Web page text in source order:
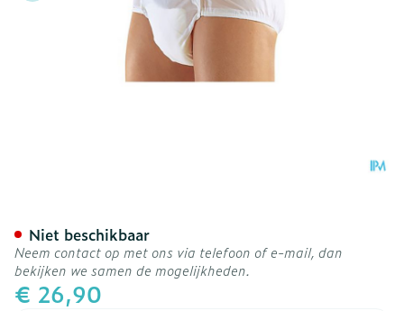
€ 26,90
Niet beschikbaar
Neem contact op met ons via telefoon of e-mail, dan
bekijken we samen de mogelijkheden.